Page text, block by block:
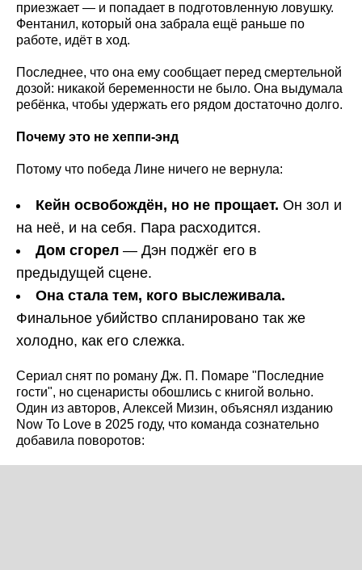
приезжает — и попадает в подготовленную ловушку.
Фентанил, который она забрала ещё раньше по
работе, идёт в ход.
Последнее, что она ему сообщает перед смертельной
дозой: никакой беременности не было. Она выдумала
ребёнка, чтобы удержать его рядом достаточно долго.
Почему это не хеппи-энд
Потому что победа Лине ничего не вернула:
Кейн освобождён, но не прощает. Он зол и
на неё, и на себя. Пара расходится.
Дом сгорел — Дэн поджёг его в
предыдущей сцене.
Она стала тем, кого выслеживала.
Финальное убийство спланировано так же
холодно, как его слежка.
Сериал снят по роману Дж. П. Помаре "Последние
гости", но сценаристы обошлись с книгой вольно.
Один из авторов, Алексей Мизин, объяснял изданию
Now To Love в 2025 году, что команда сознательно
добавила поворотов: